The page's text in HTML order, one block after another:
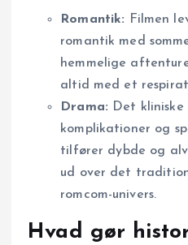
Romantik: Filmen
romantik med
hemmelige
altid med et
Drama: Det kliniske
komplikationer og
tilfører dybde og
ud over det
romcom-univers.
Hvad gør